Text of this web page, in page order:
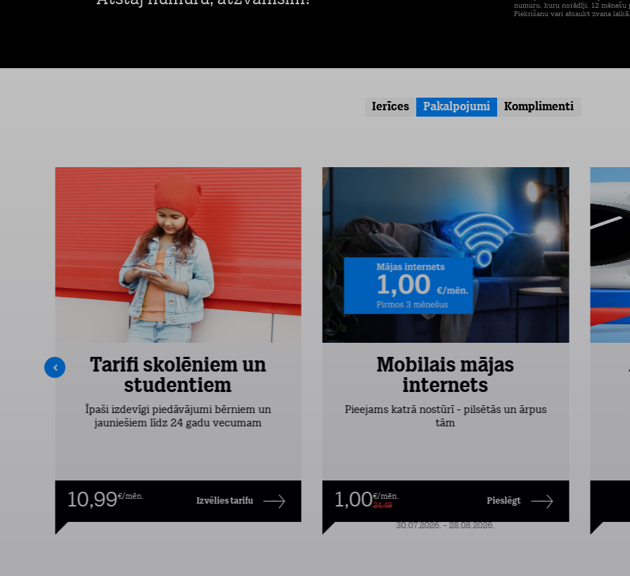
numuru, kuru norādīji, 12 mēnešu
Piekrišanu vari atsaukt zvana
Ierīces Pakalpojumi Komplimenti
Tarifi skolēniem un
studentiem
Īpaši izdevīgi piedāvājumi bērniem un
jauniešiem līdz 24 gadu vecumam
10,99€/mēn. Izvēlies tarifu
Mobilais mājas
internets
Pieejams katrā nostūrī - pilsētās un ārpus
tām
1,00€/mēn.
24,49
Pieslēgt
30.07.2026. - 28.08.2026.